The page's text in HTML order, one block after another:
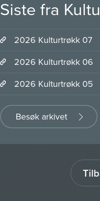
Siste fra
2026 Kulturtrøkk 07
2026 Kulturtrøkk 06
2026 Kulturtrøkk 05
Besøk arkivet